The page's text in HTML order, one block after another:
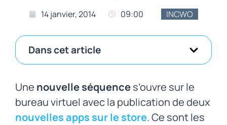
14 janvier, 2014 09:00 INCWO
Dans cet article
Une nouvelle séquences’ouvre sur le
bureau virtuel avec la publication de deux
nouvelles apps sur le store. Ce sont les